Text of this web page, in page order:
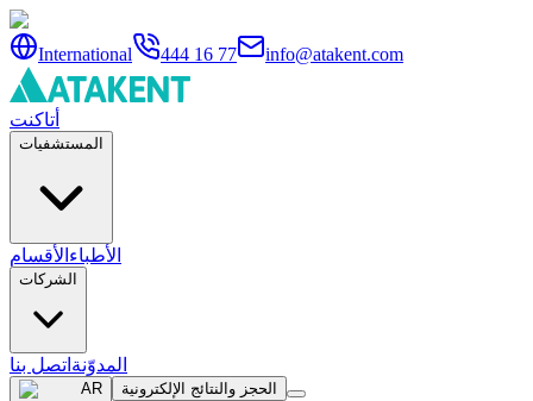
International 444 16 77 info@atakent.com
أتاكنت
المستشفيات
الأطباء الأقسام
الشركات
المدوّنة اتصل بنا
AR الحجز والنتائج الإلكترونية